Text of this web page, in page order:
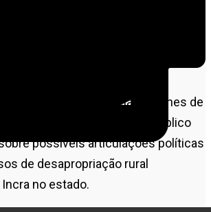
nacional após
pelo
revelar detalhes de
conduzida pelo
Ministério Público
possíveis articulações políticas
de desapropriação rural
no estado.